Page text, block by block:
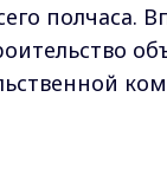
полчаса.